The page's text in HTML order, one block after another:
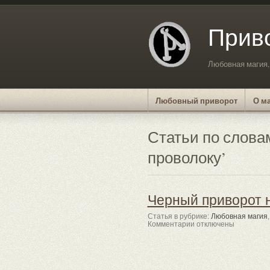
Любовная
Любовный приворот О
Статьи по
проволоку’
Черный приворот
Статья в рубрике: Любовная магия
Комментариикотключены